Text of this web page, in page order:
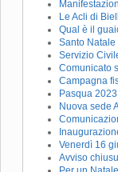
Le Acli di
Qual è il
Santo Natale
Servizio
Comunicato
Campagna
Pasqua
Nuova sede
Venerdì 16
Avviso